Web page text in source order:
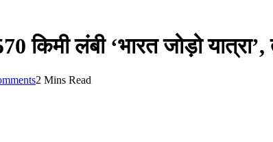
किमी लंबी ‘भारत जोड़ो यात्रा’,
2 Mins Read